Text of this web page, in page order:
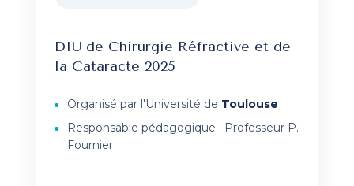
DIU de Chirurgie Réfractive et de
la Cataracte 2025
Organisé par l'Université de Toulouse
Responsable pédagogique : Professeur P.
Fournier